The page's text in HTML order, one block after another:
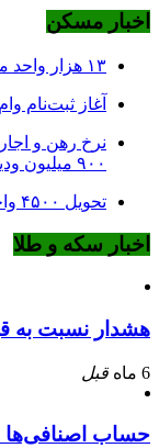
اخبار مسکن
۱۳ هزار واحد مسکن حمایتی در تهران در حال ساخت
آغاز ثبت‌نام وام
۹۰۰ میلیون ودیعه
تحویل ۴۵۰۰ واحد مسکن ملی در پرند تا ۳ روز دیگر
اخبار سکه و طلا
هشدار نسبت به
6 ماه قبل
حساب